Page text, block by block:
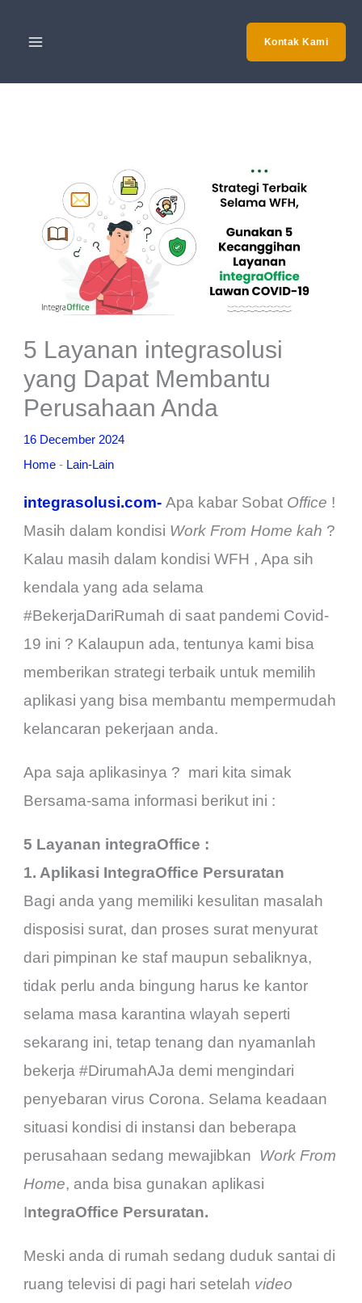
Kontak Kami
5 Layanan integrasolusi
yang Dapat Membantu
Perusahaan Anda
16 December 2024
Home - Lain-Lain
integrasolusi.com- Apa kabar Sobat Office !
Masih dalam kondisi Work From Home kah ?
Kalau masih dalam kondisi WFH , Apa sih
kendala yang ada selama
#BekerjaDariRumah di saat pandemi Covid-
19 ini ? Kalaupun ada, tentunya kami bisa
memberikan strategi terbaik untuk memilih
aplikasi yang bisa membantu mempermudah
kelancaran pekerjaan anda.
Apa saja aplikasinya ? mari kita simak
Bersama-sama informasi berikut ini :
5 Layanan integraOffice :
1. Aplikasi IntegraOffice Persuratan
Bagi anda yang memiliki kesulitan masalah
disposisi surat, dan proses surat menyurat
dari pimpinan ke staf maupun sebaliknya,
tidak perlu anda bingung harus ke kantor
selama masa karantina wlayah seperti
sekarang ini, tetap tenang dan nyamanlah
bekerja #DirumahAJa demi mengindari
penyebaran virus Corona. Selama keadaan
situasi kondisi di instansi dan beberapa
perusahaan sedang mewajibkan Work From
Home, anda bisa gunakan aplikasi
IntegraOffice Persuratan.
Meski anda di rumah sedang duduk santai di
ruang televisi di pagi hari setelah video